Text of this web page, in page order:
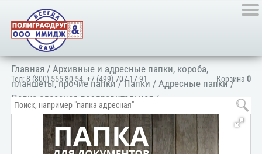
Корзина 0
Тел: 8 (800) 555-80-54,+7 (499) 707-17-91
Главная /Архивные и адресные папки, короба,
планшеты, прочие папки/Папки /Адресные папки/
Папка адресная поздравительная /